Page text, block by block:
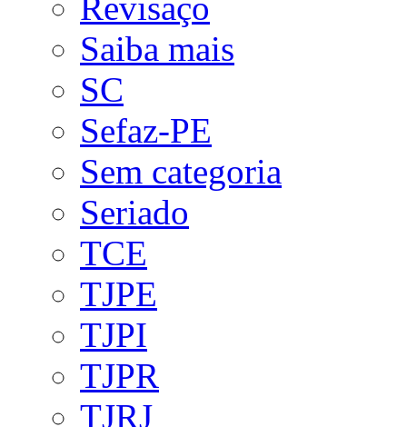
Revisaço
Saiba mais
SC
Sefaz-PE
Sem categoria
Seriado
TCE
TJPE
TJPI
TJPR
TJRJ